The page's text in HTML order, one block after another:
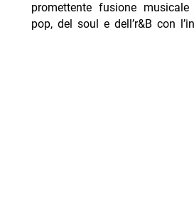
promettente fusione
pop, del soul e dell’r&B con